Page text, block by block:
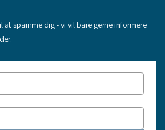
at spamme dig - vi vil bare gerne informere